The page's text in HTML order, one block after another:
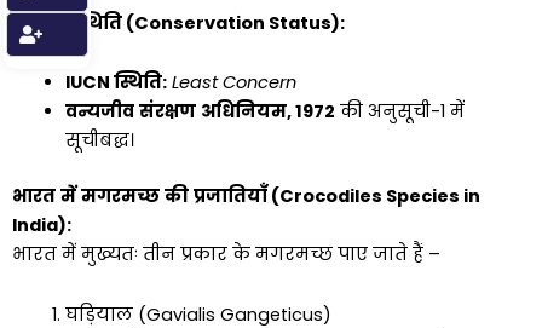
संरक्षण स्थिति (Conservation Status):
IUCN स्थिति: Least Concern
वन्यजीव संरक्षण अधिनियम, 1972 की अनुसूची-1 में
सूचीबद्ध।
भारत में मगरमच्छ की प्रजातियाँ (Crocodiles Species in
India):
भारत में मुख्यतः तीन प्रकार के मगरमच्छ पाए जाते हैं –
घड़ियाल (Gavialis Gangeticus)